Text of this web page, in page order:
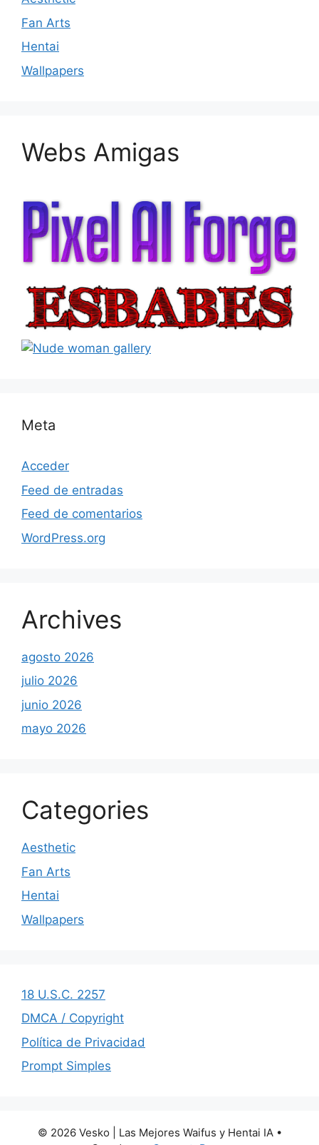
Fan Arts
Hentai
Wallpapers
Webs Amigas
Meta
Acceder
Feed de entradas
Feed de comentarios
WordPress.org
Archives
agosto 2026
julio 2026
junio 2026
mayo 2026
Categories
Aesthetic
Fan Arts
Hentai
Wallpapers
18 U.S.C. 2257
DMCA / Copyright
Política de Privacidad
Prompt Simples
© 2026 Vesko | Las Mejores Waifus y Hentai IA•